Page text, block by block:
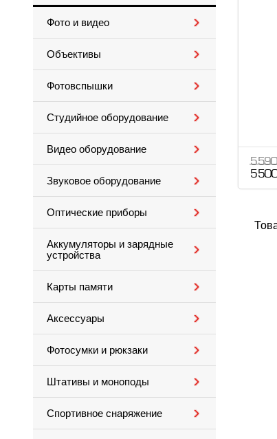
Фото и видео
Объективы
Фотовспышки
Студийное оборудование
Видео оборудование
Звуковое оборудование
Оптические приборы
Аккумуляторы и зарядные
устройства
Карты памяти
Аксессуары
Фотосумки и рюкзаки
Штативы и моноподы
Спортивное снаряжение
5 590
5